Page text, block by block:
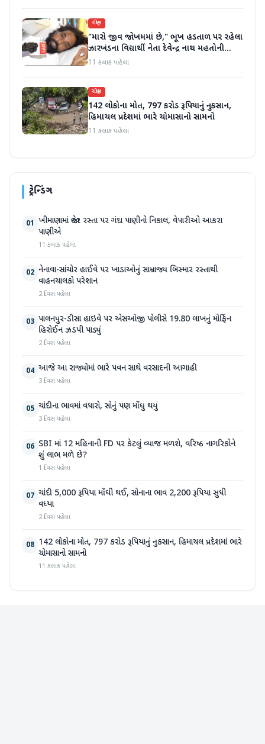
રાષ્ટ્રીય
"મારો જીવ જોખમમાં છે," ભૂખ હડતાળ પર રહેલા
ઝારખંડના વિદ્યાર્થી નેતા દેવેન્દ્ર નાથ મહતોની
તબિયત ખરાબ
11 કલાક પહેલા
રાષ્ટ્રીય
142 લોકોના મોત, 797 કરોડ રૂપિયાનું નુકસાન,
હિમાચલ પ્રદેશમાં ભારે ચોમાસાનો સામનો
11 કલાક પહેલા
ટ્રેન્ડિંગ
01 ખીમાણામાં જાહેર રસ્તા પર ગંદા પાણીનો નિકાલ, વેપારીઓ આકરા
પાણીએ
11 કલાક પહેલા
02 નેનાવા-સાંચોર હાઈવે પર ખાડાઓનું સામ્રાજ્ય બિસ્માર રસ્તાથી
વાહનચાલકો પરેશાન
2 દિવસ પહેલા
03 પાલનપુર-ડીસા હાઇવે પર એસઓજી પોલીસે 19.80 લાખનું મોર્ફિન
હિરોઈન ઝડપી પાડ્યું
2 દિવસ પહેલા
04 આજે આ રાજ્યોમાં ભારે પવન સાથે વરસાદની આગાહી
3 દિવસ પહેલા
05 ચાંદીના ભાવમાં વધારો, સોનું પણ મોંઘુ થયું
3 દિવસ પહેલા
06 SBI માં 12 મહિનાની FD પર કેટલું વ્યાજ મળશે, વરિષ્ઠ નાગરિકોને
શું લાભ મળે છે?
1 દિવસ પહેલા
07 ચાંદી 5,000 રૂપિયા મોંઘી થઈ, સોનાના ભાવ 2,200 રૂપિયા સુધી
વધ્યા
2 દિવસ પહેલા
08 142 લોકોના મોત, 797 કરોડ રૂપિયાનું નુકસાન, હિમાચલ પ્રદેશમાં ભારે
ચોમાસાનો સામનો
11 કલાક પહેલા